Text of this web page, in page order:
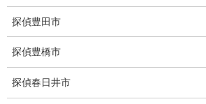
ストーカー関連調査料金
所在調査 家出調査料金
猫の捜索調査料金
探偵豊田市
探偵豊橋市
探偵春日井市